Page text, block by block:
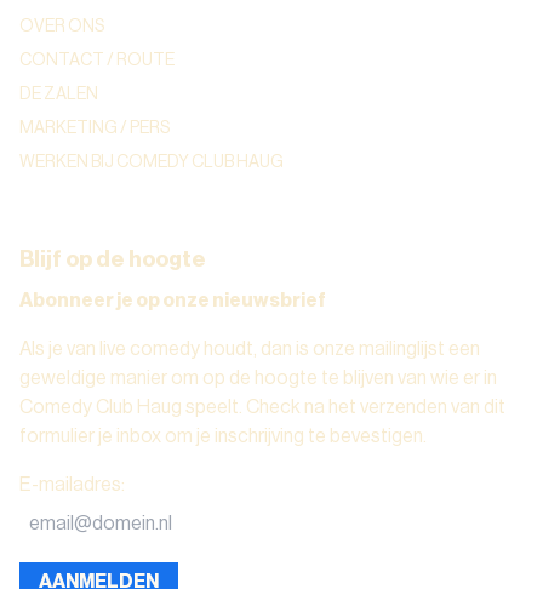
OVER ONS
CONTACT / ROUTE
DE ZALEN
MARKETING / PERS
WERKEN BIJ COMEDY CLUB HAUG
Blijf op de hoogte
Abonneer je op onze nieuwsbrief
Als je van live comedy houdt, dan is onze mailinglijst een
geweldige manier om op de hoogte te blijven van wie er in
Comedy Club Haug speelt. Check na het verzenden van dit
formulier je inbox om je inschrijving te bevestigen.
E-mailadres:
AANMELDEN